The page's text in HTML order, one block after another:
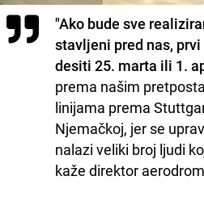
"Ako bude sve
stavljeni pred nas,
desiti 25. marta ili 1.
prema našim
linijama prema
Njemačkoj, jer se
nalazi veliki broj ljudi
kaže direktor